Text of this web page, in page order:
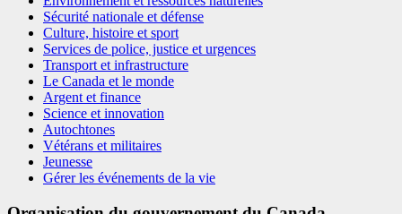
Sécurité nationale et défense
Culture, histoire et sport
Services de police, justice et urgences
Transport et infrastructure
Le Canada et le monde
Argent et finance
Science et innovation
Autochtones
Vétérans et militaires
Jeunesse
Gérer les événements de la vie